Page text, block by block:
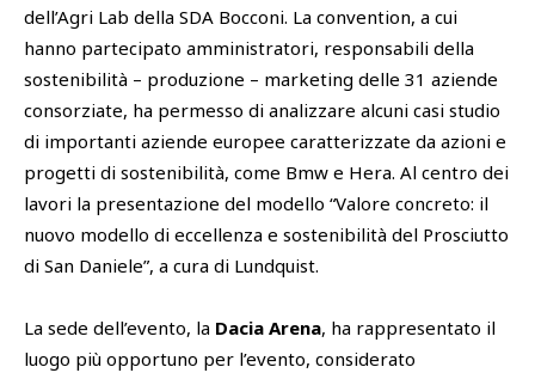
dell’Agri Lab della SDA Bocconi. La convention, a cui
hanno partecipato amministratori, responsabili della
sostenibilità – produzione – marketing delle 31 aziende
consorziate, ha permesso di analizzare alcuni casi studio
di importanti aziende europee caratterizzate da azioni e
progetti di sostenibilità, come Bmw e Hera. Al centro dei
lavori la presentazione del modello “Valore concreto: il
nuovo modello di eccellenza e sostenibilità del Prosciutto
di San Daniele”, a cura di Lundquist.
La sede dell’evento, la Dacia Arena, ha rappresentato il
luogo più opportuno per l’evento, considerato